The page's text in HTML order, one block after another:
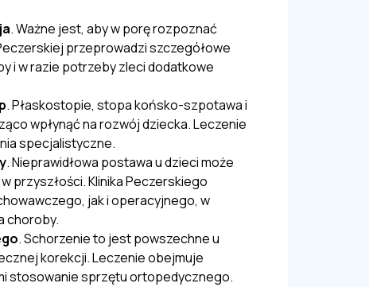
. Ważne jest, aby w porę rozpoznać
przeprowadzi szczegółowe
i w razie potrzeby zleci dodatkowe
. Płaskostopie, stopa końsko-szpotawa i
wpłynąć na rozwój dziecka. Leczenie
specjalistyczne.
. Nieprawidłowa postawa u dzieci może
przyszłości. Klinika Peczerskiego
jak i operacyjnego, w
choroby.
. Schorzenie to jest powszechne u
korekcji. Leczenie obejmuje
stosowanie sprzętu ortopedycznego.